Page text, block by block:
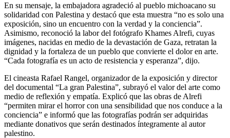
En su mensaje, la embajadora agradeció al pueblo michoacano su
solidaridad con Palestina y destacó que esta muestra “no es solo una
exposición, sino un encuentro con la verdad y la conciencia”.
Asimismo, reconoció la labor del fotógrafo Khames Alrefi, cuyas
imágenes, nacidas en medio de la devastación de Gaza, retratan la
dignidad y la fortaleza de un pueblo que convierte el dolor en arte.
“Cada fotografía es un acto de resistencia y esperanza”, dijo.
El cineasta Rafael Rangel, organizador de la exposición y director
del documental “La gran Palestina”, subrayó el valor del arte como
medio de reflexión y empatía. Explicó que las obras de Alrefi
“permiten mirar el horror con una sensibilidad que nos conduce a la
conciencia” e informó que las fotografías podrán ser adquiridas
mediante donativos que serán destinados íntegramente al autor
palestino.